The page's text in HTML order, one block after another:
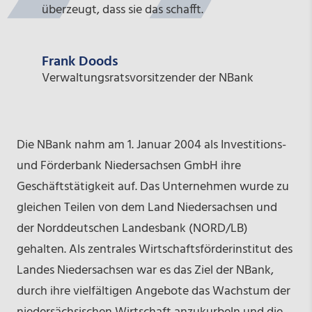
überzeugt, dass sie das schafft.
Frank Doods
Verwaltungsratsvorsitzender der NBank
Die NBank nahm am 1. Januar 2004 als Investitions-
und Förderbank Niedersachsen GmbH ihre
Geschäftstätigkeit auf. Das Unternehmen wurde zu
gleichen Teilen von dem Land Niedersachsen und
der Norddeutschen Landesbank (NORD/LB)
gehalten. Als zentrales Wirtschaftsförderinstitut des
Landes Niedersachsen war es das Ziel der NBank,
durch ihre vielfältigen Angebote das Wachstum der